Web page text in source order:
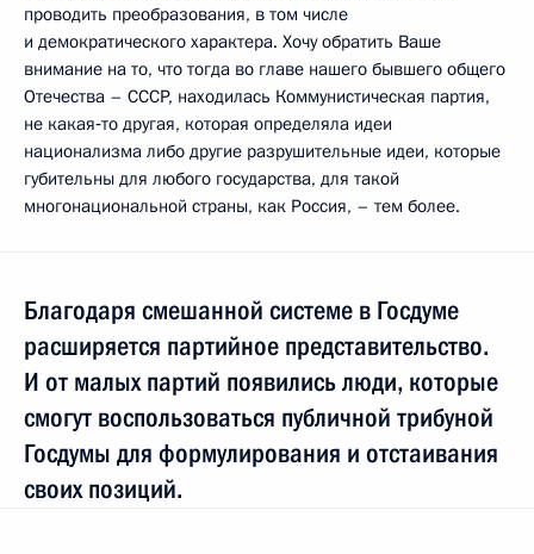
проводить преобразования, в том числе
и демократического характера. Хочу обратить Ваше
внимание на то, что тогда во главе нашего бывшего общего
Отечества – СССР, находилась Коммунистическая партия,
не какая‑то другая, которая определяла идеи
национализма либо другие разрушительные идеи, которые
губительны для любого государства, для такой
многонациональной страны, как Россия, – тем более.
Благодаря смешанной системе в Госдуме
расширяется партийное представительство.
И от малых партий появились люди, которые
смогут воспользоваться публичной трибуной
Госдумы для формулирования и отстаивания
своих позиций.